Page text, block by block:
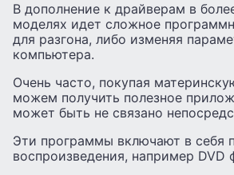
В дополнение к драйверам в
моделях идет сложное
для разгона, либо изменяя
компьютера.
Очень часто, покупая
можем получить полезное
может быть не связано
Эти программы включают в себя
воспроизведения, например DVD